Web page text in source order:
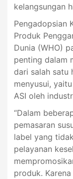
kelangsungan
Pengadopsian
Produk
Dunia (WHO)
penting dalam
dari salah satu
menyusui,
ASI oleh
“Dalam
pemasaran
label yang
pelayanan
produk.